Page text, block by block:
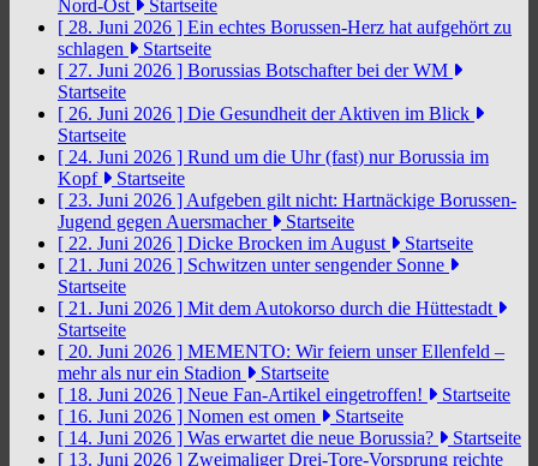
Nord-Ost
Startseite
[ 28. Juni 2026 ] Ein echtes Borussen-Herz hat aufgehört zu
schlagen
Startseite
[ 27. Juni 2026 ] Borussias Botschafter bei der WM
Startseite
[ 26. Juni 2026 ] Die Gesundheit der Aktiven im Blick
Startseite
[ 24. Juni 2026 ] Rund um die Uhr (fast) nur Borussia im
Kopf
Startseite
[ 23. Juni 2026 ] Aufgeben gilt nicht: Hartnäckige Borussen-
Jugend gegen Auersmacher
Startseite
[ 22. Juni 2026 ] Dicke Brocken im August
Startseite
[ 21. Juni 2026 ] Schwitzen unter sengender Sonne
Startseite
[ 21. Juni 2026 ] Mit dem Autokorso durch die Hüttestadt
Startseite
[ 20. Juni 2026 ] MEMENTO: Wir feiern unser Ellenfeld –
mehr als nur ein Stadion
Startseite
[ 18. Juni 2026 ] Neue Fan-Artikel eingetroffen!
Startseite
[ 16. Juni 2026 ] Nomen est omen
Startseite
[ 14. Juni 2026 ] Was erwartet die neue Borussia?
Startseite
[ 13. Juni 2026 ] Zweimaliger Drei-Tore-Vorsprung reichte